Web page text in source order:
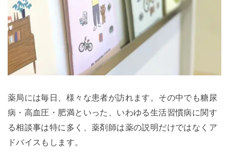
薬局には毎日、様々な患者が訪れます。その中でも糖尿
病・高血圧・肥満といった、いわゆる生活習慣病に関す
る相談事は特に多く、薬剤師は薬の説明だけではなくア
ドバイスもします。